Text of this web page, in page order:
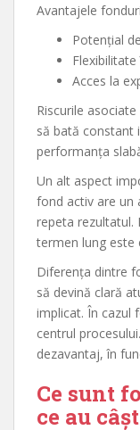
Avantajele
Potențial
Acces la
Riscurile
să bată constant
performanța
Un alt aspect
fond activ are un
repeta rezultatul.
termen lung este
Diferența dintre
să devină clară
implicat. În cazul
centrul
dezavantaj, în
Ce sunt
ce au